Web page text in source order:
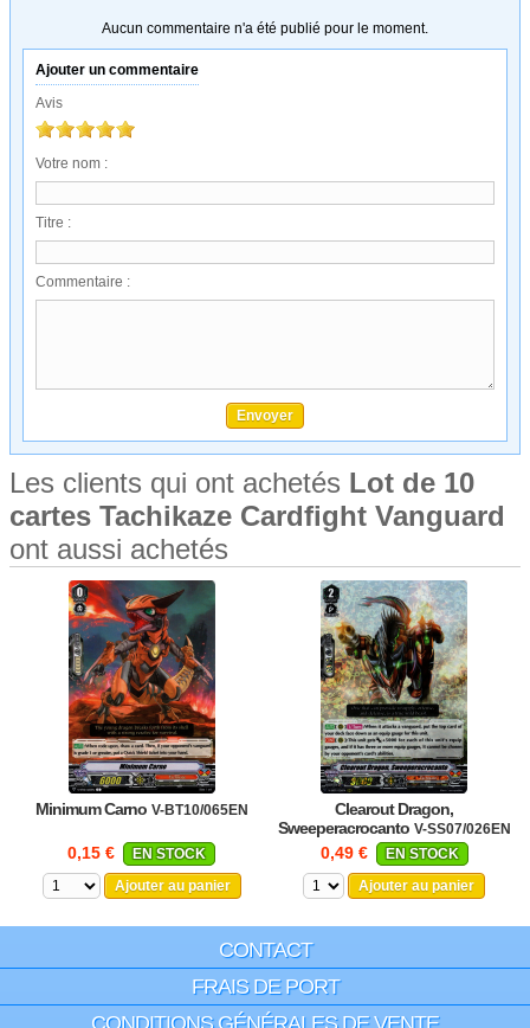
Aucun commentaire n'a été publié pour le moment.
Ajouter un commentaire
Avis
Votre nom :
Titre :
Commentaire :
Les clients qui ont achetés Lot de 10
cartes Tachikaze Cardfight Vanguard
ont aussi achetés
Minimum Carno V-BT10/065EN
0,15 €
EN STOCK
Ajouter au panier
Clearout Dragon,
Sweeperacrocanto V-SS07/026EN
0,49 €
EN STOCK
Ajouter au panier
CONTACT
FRAIS DE PORT
CONDITIONS GÉNÉRALES DE VENTE